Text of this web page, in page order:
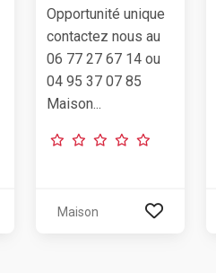
Opportunité unique
contactez nous au
06 77 27 67 14 ou
04 95 37 07 85
Maison...
Maison